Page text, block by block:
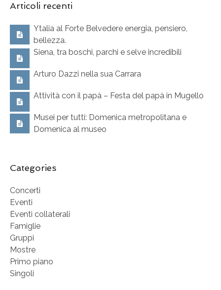
Articoli recenti
Ytalia al Forte Belvedere energia, pensiero,
bellezza.
Siena, tra boschi, parchi e selve incredibili
Arturo Dazzi nella sua Carrara
Attività con il papà – Festa del papà in Mugello
Musei per tutti: Domenica metropolitana e
Domenica al museo
Categories
Concerti
Eventi
Eventi collaterali
Famiglie
Gruppi
Mostre
Primo piano
Singoli